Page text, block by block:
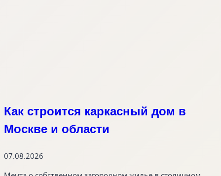
Как строится каркасный дом в
Москве и области
07.08.2026